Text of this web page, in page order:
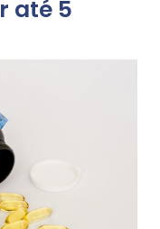
até 5